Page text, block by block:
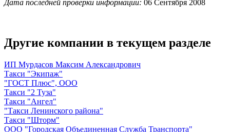
Дата последней проверки информации: 06 Сентября 2008
Другие компании в текущем разделе
ИП Мурдасов Максим Александрович
Такси "Экипаж"
"ГОСТ Плюс", ООО
Такси "2 Туза"
Такси "Ангел"
"Такси Ленинского района"
Такси "Шторм"
ООО "Городская Объединенная Служба Транспорта"